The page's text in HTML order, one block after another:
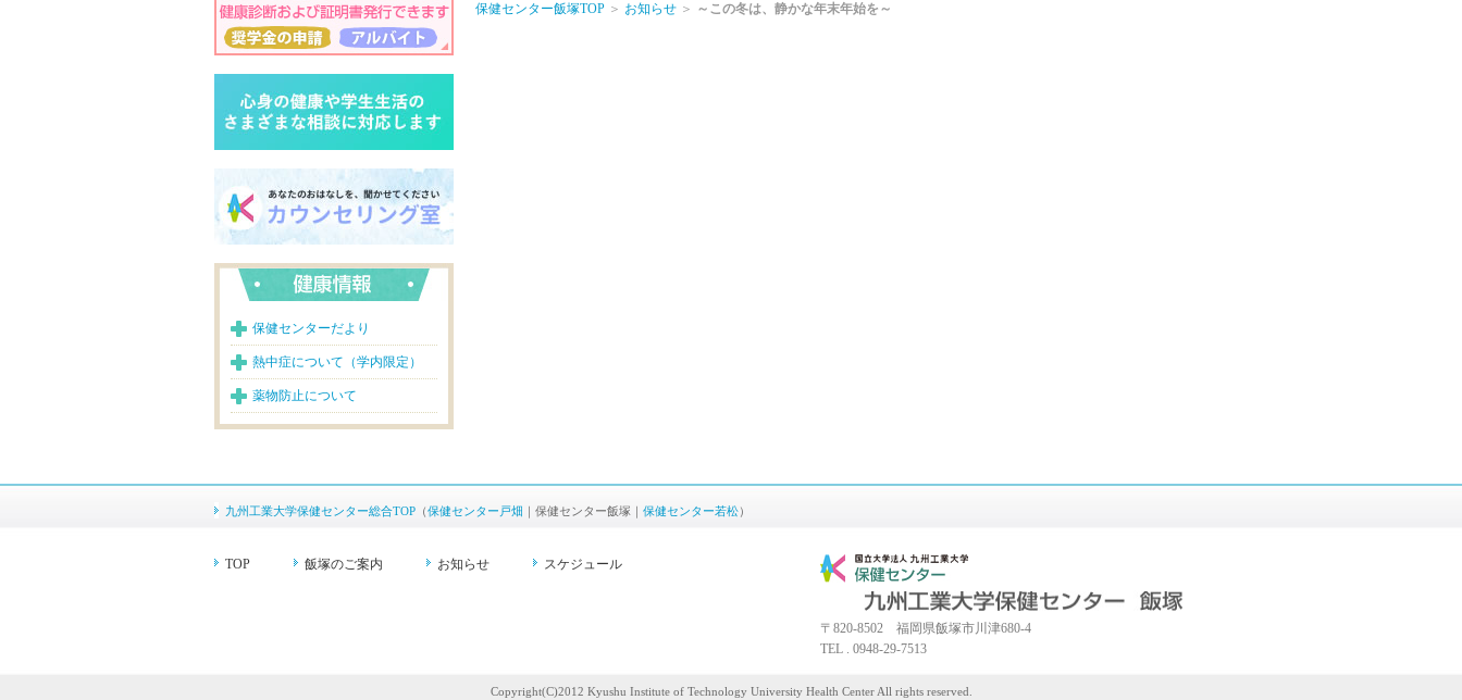
保健センターだより
熱中症について（学内限定）
薬物防止について
保健センター飯塚TOP ＞ お知らせ ＞ ～この冬は、静かな年末年始を～
九州工業大学保健センター総合TOP （保健センター戸畑 ｜保健センター飯塚｜ 保健センター若松）
TOP 飯塚のご案内 お知らせ スケジュール
〒820-8502 福岡県飯塚市川津680-4
TEL . 0948-29-7513
Copyright(C)2012 Kyushu Institute of Technology University Health Center All rights reserved.